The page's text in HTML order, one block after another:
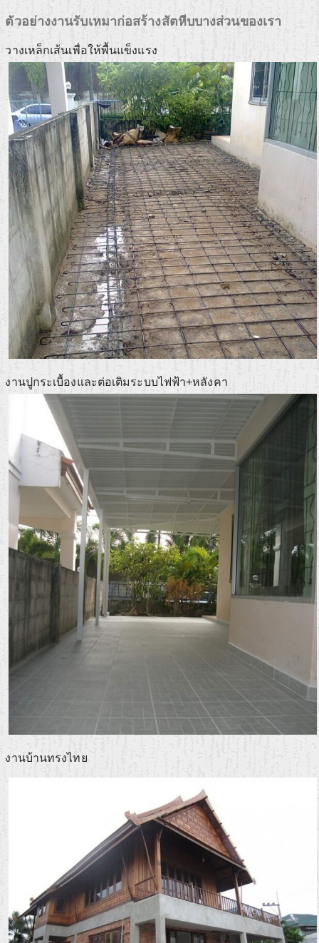
ตัวอย่างงานรับเหมาก่อสร้างสัตหีบบางส่วนของเรา
วางเหล็กเส้นเพื่อให้พื้นแข็งแรง
งานปูกระเบื้องและต่อเติมระบบไฟฟ้า+หลังคา
งานบ้านทรงไทย